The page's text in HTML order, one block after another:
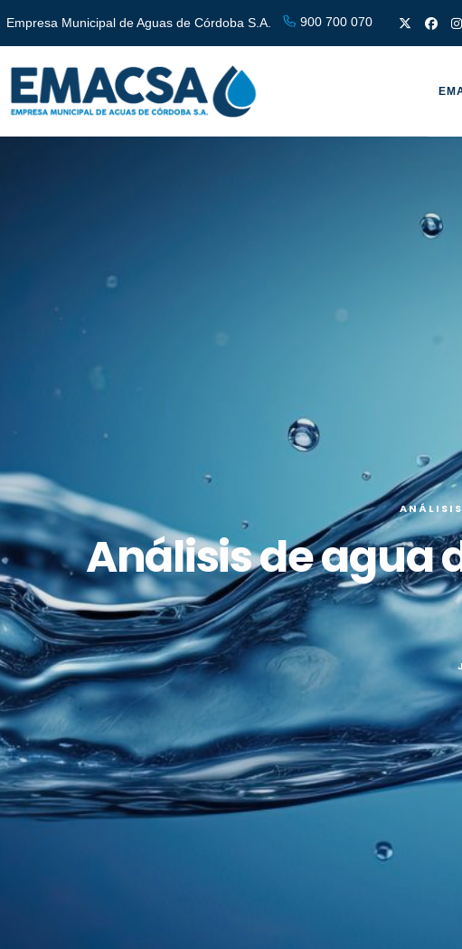
Empresa Municipal de Aguas de Córdoba S.A. 900 700 070
Análisis de agua